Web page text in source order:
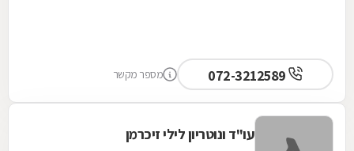
מספר מקשר
עו"ד ונוטריון לילי זיכרמן